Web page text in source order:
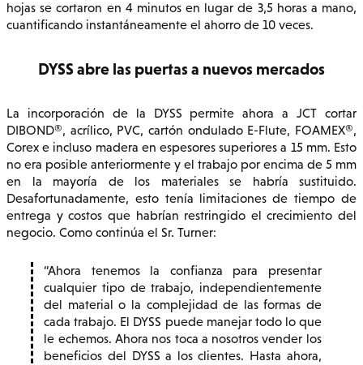
hojas se cortaron en 4 minutos en lugar de 3,5 horas a mano,
cuantificando instantáneamente el ahorro de 10 veces.
DYSS abre las puertas a nuevos mercados
La incorporación de la DYSS permite ahora a JCT cortar
DIBOND®, acrílico, PVC, cartón ondulado E-Flute, FOAMEX®,
Corex e incluso madera en espesores superiores a 15 mm. Esto
no era posible anteriormente y el trabajo por encima de 5 mm
en la mayoría de los materiales se habría sustituido.
Desafortunadamente, esto tenía limitaciones de tiempo de
entrega y costos que habrían restringido el crecimiento del
negocio. Como continúa el Sr. Turner:
Ahora tenemos la confianza para presentar
cualquier tipo de trabajo, independientemente
del material o la complejidad de las formas de
cada trabajo. El DYSS puede manejar todo lo que
le echemos. Ahora nos toca a nosotros vender los
beneficios del DYSS a los clientes. Hasta ahora,